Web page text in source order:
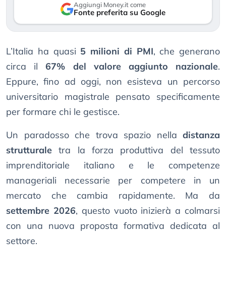
Aggiungi Money.it come
Fonte preferita su Google
L’Italia ha quasi 5 milioni di PMI, che generano
circa il67% del valore aggiunto nazionale.
Eppure, fino ad oggi, non esisteva un percorso
universitario magistrale pensato specificamente
per formare chi le gestisce.
Un paradosso che trova spazio nella distanza
strutturale tra la forza produttiva del tessuto
imprenditoriale italiano e le competenze
manageriali necessarie per competere in un
mercato che cambia rapidamente. Ma da
settembre 2026, questo vuoto inizierà a colmarsi
con una nuova proposta formativa dedicata al
settore.